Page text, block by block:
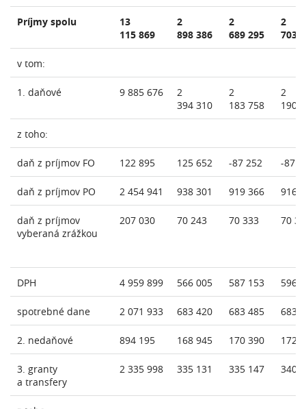
Príjmy spolu
13
115 869
2
898 386
2
689 295
2
703
v tom:
1. daňové 9 885 676
2
394 310
2
183 758
2
190
z toho:
daň z príjmov FO 122 895 125 652 -87 252 -87
daň z príjmov PO 2 454 941 938 301 919 366 916
daň z príjmov
vyberaná zrážkou
207 030 70 243 70 333 70
DPH 4 959 899 566 005 587 153 596
spotrebné dane 2 071 933 683 420 683 485 683
2. nedaňové 894 195 168 945 170 390 172
3. granty
a transfery
2 335 998 335 131 335 147 340